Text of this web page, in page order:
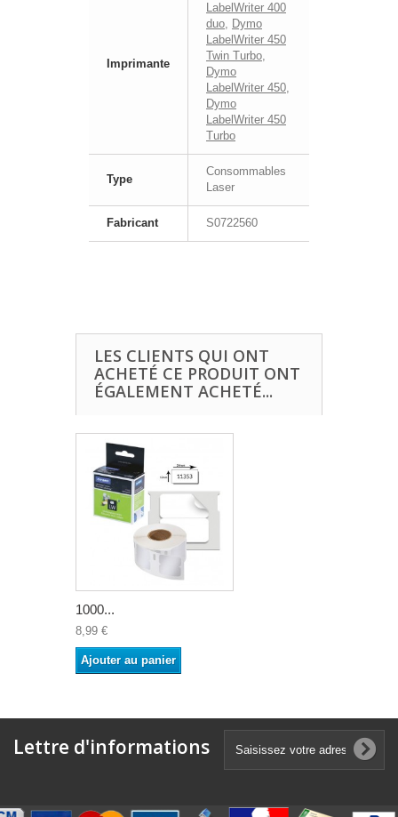
Imprimante
LabelWriter 400
duo, Dymo
LabelWriter 450
Twin Turbo,
Dymo
LabelWriter 450,
Dymo
LabelWriter 450
Turbo
Type
Consommables
Laser
Fabricant S0722560
LES CLIENTS QUI ONT
ACHETÉ CE PRODUIT ONT
ÉGALEMENT ACHETÉ...
1000...
8,99 €
Ajouter au panier
Lettre d'informations